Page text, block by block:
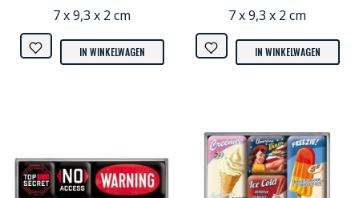
7 x 9,3 x 2 cm
IN WINKELWAGEN
7 x 9,3 x 2 cm
IN WINKELWAGEN